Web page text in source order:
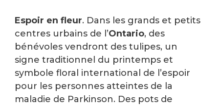
Espoir en fleur. Dans les grands et petits
centres urbains de l’Ontario, des
bénévoles vendront des tulipes, un
signe traditionnel du printemps et
symbole floral international de l’espoir
pour les personnes atteintes de la
maladie de Parkinson. Des pots de